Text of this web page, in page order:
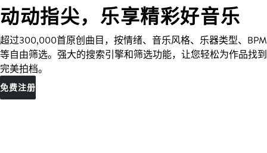
动动指尖，乐享精彩好音乐
超过300,000首原创曲目，按情绪、音乐风格、乐器类型、BPM
等自由筛选。强大的搜索引擎和筛选功能，让您轻松为作品找到
完美拍档。
免费注册